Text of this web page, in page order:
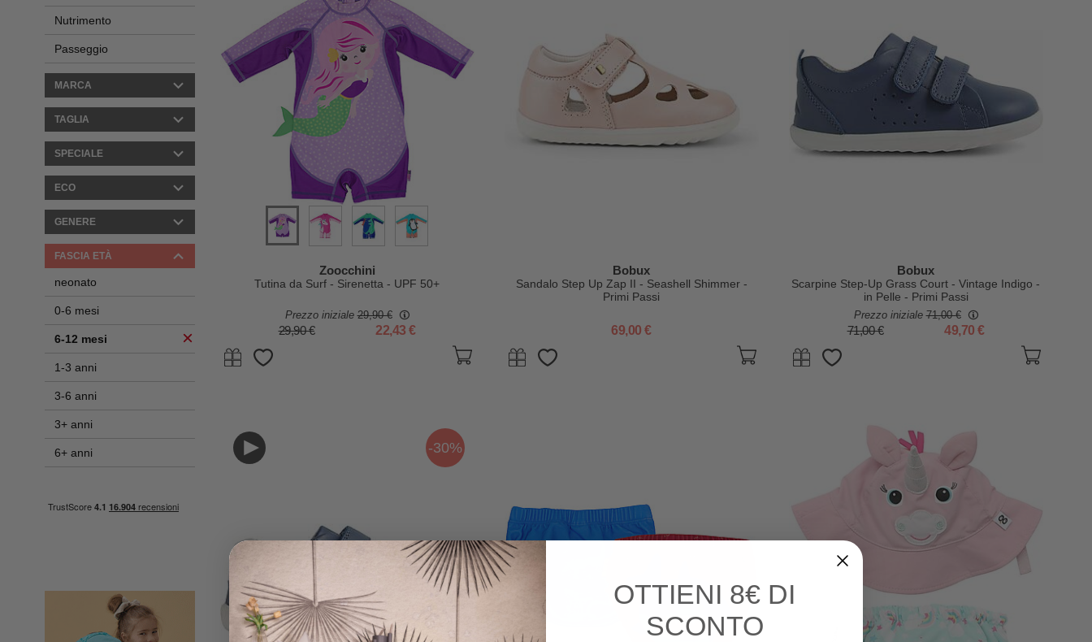
Nutrimento
Passeggio
MARCA
TAGLIA
SPECIALE
ECO
GENERE
FASCIA ETÀ
neonato
0-6 mesi
6-12 mesi
1-3 anni
3-6 anni
3+ anni
6+ anni
Zoocchini
Tutina da Surf - Sirenetta - UPF 50+
Prezzo iniziale29,90 €
29,90 € 22,43 €
Bobux
Sandalo Step Up Zap II - Seashell Shimmer -
Primi Passi
69,00 €
Bobux
Scarpine Step-Up Grass Court - Vintage Indigo -
in Pelle - Primi Passi
Prezzo iniziale71,00 €
71,00 € 49,70 €
-30%
OTTIENI 8€ DI
SCONTO